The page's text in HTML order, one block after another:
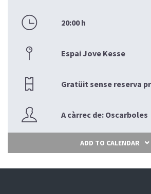
20:00 h
Espai Jove Kesse
Gratüit sense reserva
A càrrec de: Oscarboles
ADD TO CALENDAR